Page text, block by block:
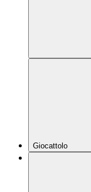
Giocattolo